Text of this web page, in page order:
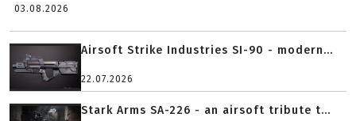
03.08.2026
Airsoft Strike Industries SI-90 - modern...
22.07.2026
Stark Arms SA-226 - an airsoft tribute t...